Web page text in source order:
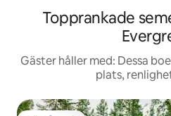
Topprankade
Gäster håller med: Dessa
plats,